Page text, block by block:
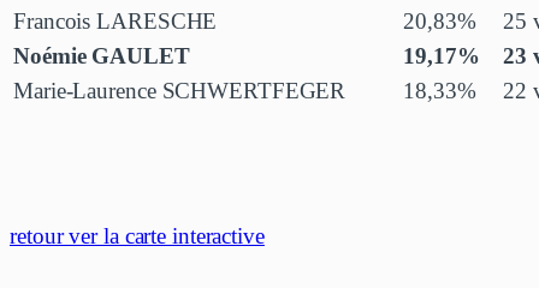
Francois LARESCHE
20,83%
25
Noémie GAULET
19,17%
23
Marie-Laurence SCHWERTFEGER
18,33% 22
retour ver la carte interactive